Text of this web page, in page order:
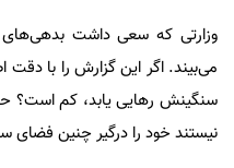
وزارتی که سعی داشت
می‌بیند. اگر این گزارش را با دقت
سنگینش رهایی یابد، کم است؟
نیستند خود را درگیر چنین فضای